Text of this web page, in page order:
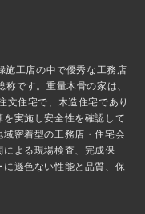
施工店の中で優秀な工務店
です。重量木骨の家は、
文住宅で、木造住宅であり
実施し安全性を確認して
密着型の工務店・住宅会
よる現場検査、完成保
遜色ない性能と品質、保